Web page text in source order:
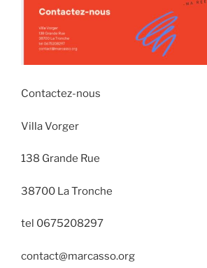
Contactez-nous
Villa Vorger
138 Grande Rue
38700 La Tronche
tel 0675208297
contact@marcasso.org